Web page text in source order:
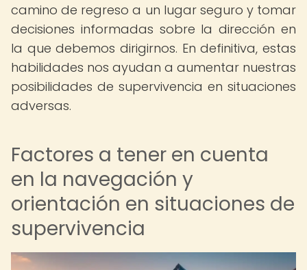
camino de regreso a un lugar seguro y tomar
decisiones informadas sobre la dirección en
la que debemos dirigirnos. En definitiva, estas
habilidades nos ayudan a aumentar nuestras
posibilidades de supervivencia en situaciones
adversas.
Factores a tener en cuenta
en la navegación y
orientación en situaciones de
supervivencia